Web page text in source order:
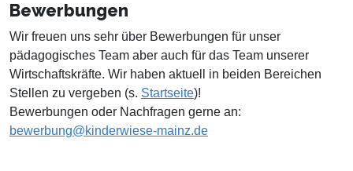
Bewerbungen
Wir freuen uns sehr über Bewerbungen für unser
pädagogisches Team aber auch für das Team unserer
Wirtschaftskräfte. Wir haben aktuell in beiden Bereichen
Stellen zu vergeben (s. Startseite)!
Bewerbungen oder Nachfragen gerne an:
bewerbung@kinderwiese-mainz.de